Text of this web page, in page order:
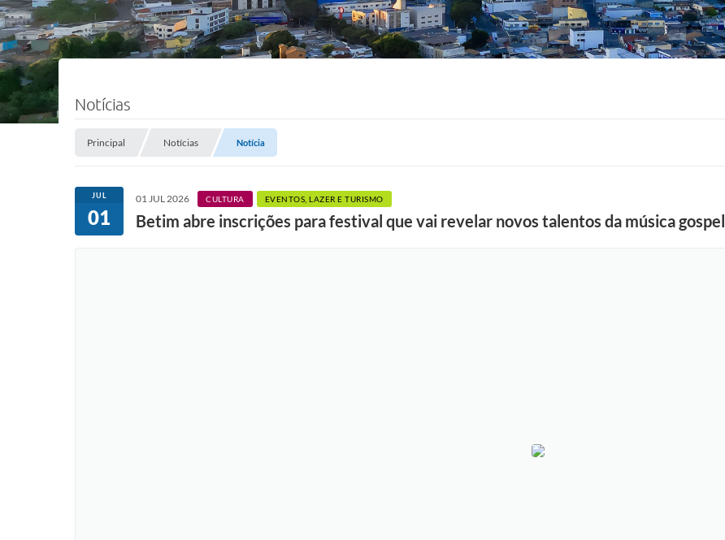
Notícias
Principal Notícias Notícia
JUL
01
01 JUL 2026 CULTURA EVENTOS, LAZER E TURISMO
Betim abre inscrições para festival que vai revelar novos talentos da música gospel